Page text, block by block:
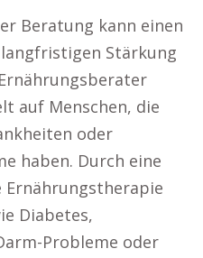
Beratung kann einen
Stärkung
auf Menschen, die
oder
haben. Durch eine
Diabetes,
Probleme oder